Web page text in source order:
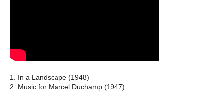
1. In a Landscape (1948)
2. Music for Marcel Duchamp (1947)